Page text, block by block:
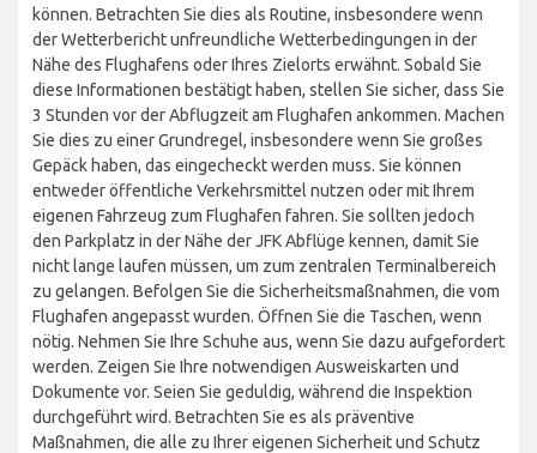
können. Betrachten Sie dies als Routine, insbesondere wenn
der Wetterbericht unfreundliche Wetterbedingungen in der
Nähe des Flughafens oder Ihres Zielorts erwähnt. Sobald Sie
diese Informationen bestätigt haben, stellen Sie sicher, dass Sie
3 Stunden vor der Abflugzeit am Flughafen ankommen. Machen
Sie dies zu einer Grundregel, insbesondere wenn Sie großes
Gepäck haben, das eingecheckt werden muss. Sie können
entweder öffentliche Verkehrsmittel nutzen oder mit Ihrem
eigenen Fahrzeug zum Flughafen fahren. Sie sollten jedoch
den Parkplatz in der Nähe der JFK Abflüge kennen, damit Sie
nicht lange laufen müssen, um zum zentralen Terminalbereich
zu gelangen. Befolgen Sie die Sicherheitsmaßnahmen, die vom
Flughafen angepasst wurden. Öffnen Sie die Taschen, wenn
nötig. Nehmen Sie Ihre Schuhe aus, wenn Sie dazu aufgefordert
werden. Zeigen Sie Ihre notwendigen Ausweiskarten und
Dokumente vor. Seien Sie geduldig, während die Inspektion
durchgeführt wird. Betrachten Sie es als präventive
Maßnahmen, die alle zu Ihrer eigenen Sicherheit und Schutz